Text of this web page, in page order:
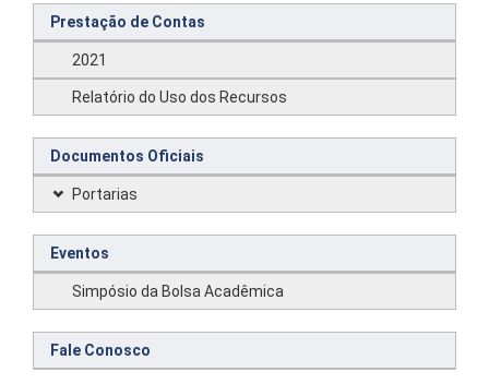
Prestação de Contas
2021
Relatório do Uso dos Recursos
Documentos Oficiais
Portarias
Eventos
Simpósio da Bolsa Acadêmica
Fale Conosco